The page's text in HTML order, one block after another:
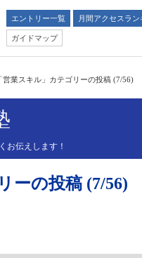
エントリー一覧 月間アクセスラ
ガイドマップ
「営業スキル」カテゴリーの投稿 (7/56)
お伝えします！
ーの投稿 (7/56)